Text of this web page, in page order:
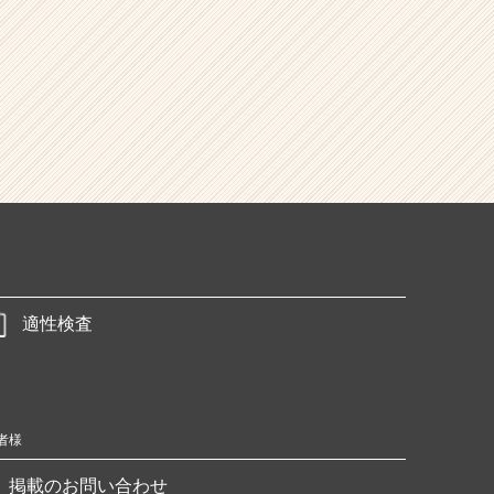
適性検査
様
掲載のお問い合わせ